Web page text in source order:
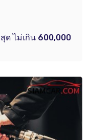
ด ไม่เกิน 600,000